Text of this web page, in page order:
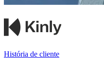
História de cliente